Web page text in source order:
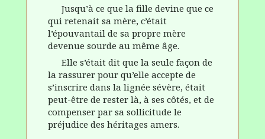
Jusqu’à ce que la fille devine que ce
qui retenait sa mère, c’était
l’épouvantail de sa propre mère
devenue sourde au même âge.
Elle s’était dit que la seule façon de
la rassurer pour qu’elle accepte de
s’inscrire dans la lignée sévère, était
peut-être de rester là, à ses côtés, et de
compenser par sa sollicitude le
préjudice des héritages amers.